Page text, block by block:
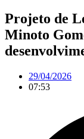
Projeto de
Minoto
29/04/2026
07:53